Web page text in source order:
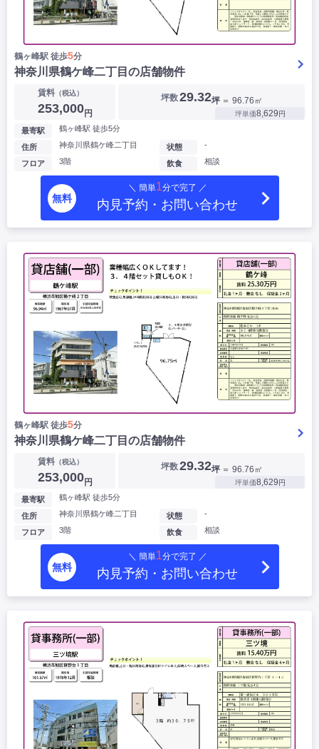
鶴ヶ峰駅 徒歩5分
神奈川県鶴ケ峰二丁目の店舗物件
賃料（税込）
253,000円
坪数29.32坪 ＝ 96.76㎡
坪単価8,629円
最寄駅 鶴ヶ峰駅 徒歩5分
住所 神奈川県鶴ケ峰二丁目
フロア 3階
状態 -
飲食 相談
無料
＼ 簡単1分で完了 ／
内見予約・お問い合わせ
鶴ヶ峰駅 徒歩5分
神奈川県鶴ケ峰二丁目の店舗物件
賃料（税込）
253,000円
坪数29.32坪 ＝ 96.76㎡
坪単価8,629円
最寄駅 鶴ヶ峰駅 徒歩5分
住所 神奈川県鶴ケ峰二丁目
フロア 3階
状態 -
飲食 相談
無料
＼ 簡単1分で完了 ／
内見予約・お問い合わせ